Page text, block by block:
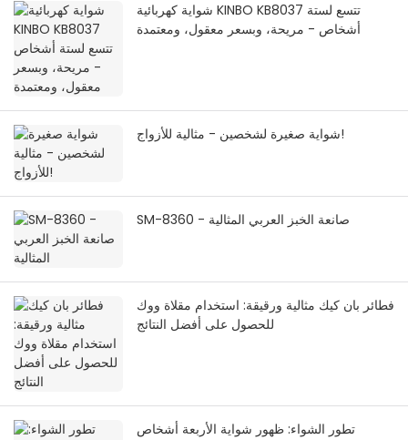
شواية كهربائية KINBO KB8037 تتسع لستة
أشخاص - مريحة، وبسعر معقول، ومعتمدة
شواية صغيرة لشخصين - مثالية للأزواج!
SM-8360 - صانعة الخبز العربي المثالية
فطائر بان كيك مثالية ورقيقة: استخدام مقلاة ووك
للحصول على أفضل النتائج
تطور الشواء: ظهور شواية الأربعة أشخاص